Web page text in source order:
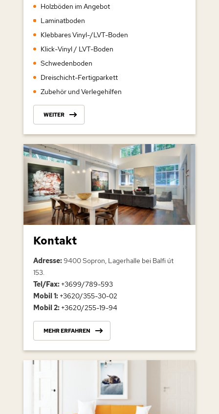
Holzböden im Angebot
Laminatboden
Klebbares Vinyl-/LVT-Boden
Klick-Vinyl / LVT-Boden
Schwedenboden
Dreischicht-Fertigparkett
Zubehör und Verlegehilfen
WEITER
Kontakt
Adresse:9400 Sopron, Lagerhalle bei Balfi út
153.
Tel/Fax: +3699/789-593
Mobil 1: +3620/355-30-02
Mobil 2: +3620/255-19-94
MEHR ERFAHREN